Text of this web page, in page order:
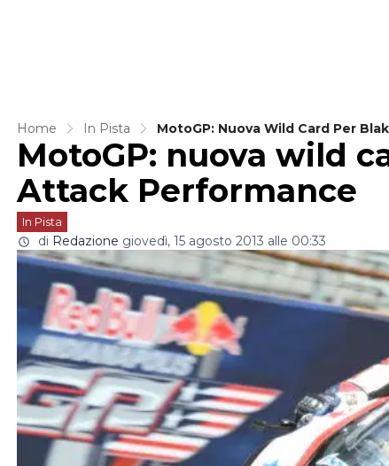
Home In Pista MotoGP: Nuova Wild Card Per
MotoGP: nuova wild
Attack Performance
In Pista
di Redazione giovedì, 15 agosto 2013 alle 00:33